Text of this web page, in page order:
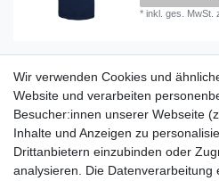
*inkl. ges. MwSt.
Information
Versand mit DHL weltweit
Kostenloser Versand ab 40 €
Lieferung an Paketstation
14 Tage Rückgaberecht
Wir verwenden Cookies und
Website und verarbeiten
Besucher:innen unserer Webseite
Inhalte und Anzeigen zu
Drittanbietern einzubinden oder
analysieren. Die Datenverarbeitung